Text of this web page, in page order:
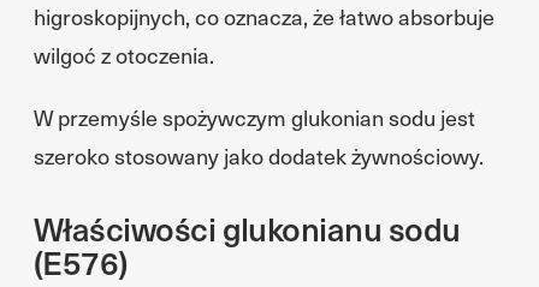
higroskopijnych, co oznacza, że łatwo absorbuje
wilgoć z otoczenia.
W przemyśle spożywczym glukonian sodu jest
szeroko stosowany jako dodatek żywnościowy.
Właściwości glukonianu sodu
(E576)